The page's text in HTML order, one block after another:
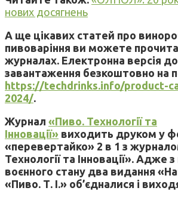
нових досягнень
А ще цікавих статей про
пивоваріння ви можете
журналах. Електронна версія
завантаження безкоштовно на
https://techdrinks.info/product-
2024/.
Журнал «Пиво. Технології та
Інновації» виходить друком у
«перевертайко» 2 в 1 з
Технології та Інновації». Адже
воєнного стану два видання
«Пиво. Т. І.» об’єдналися і